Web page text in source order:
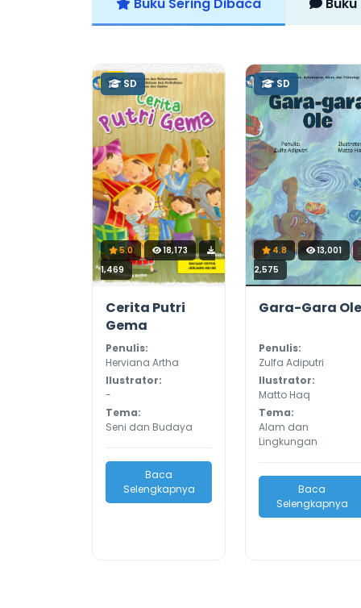
1SD
5.0
18,173
1,469
Cerita Putri
Gema
Penulis:
Herviana Artha
Ilustrator:
-
Tema:
Seni dan Budaya
Baca
Selengkapnya
2SD
4.8
13,001
2,575
Gara-Gara Ole
Penulis:
Zulfa Adiputri
Ilustrator:
Matto Haq
Tema:
Alam dan
Lingkungan
Baca
Selengkapnya